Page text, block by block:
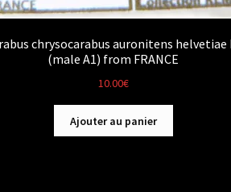
chrysocarabus auronitens helvetiae
(male A1) from FRANCE
10.00€
Ajouter au panier